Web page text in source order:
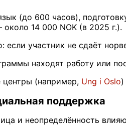
(до 600 часов),
14 000 NOK (в 2025 г.).
если участник не сдаёт
находят работу или
(например, Ung i Oslo)
поддержка
и неопределённость